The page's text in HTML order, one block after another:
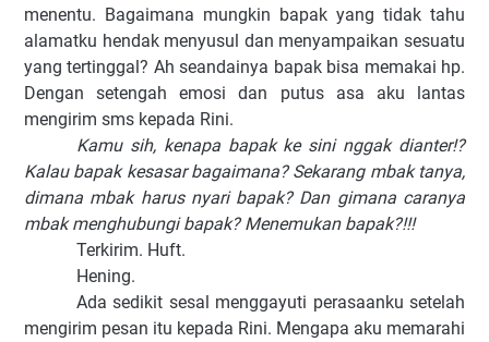
menentu. Bagaimana mungkin bapak yang tidak tahu
alamatku hendak menyusul dan menyampaikan sesuatu
yang tertinggal? Ah seandainya bapak bisa memakai hp.
Dengan setengah emosi dan putus asa aku lantas
mengirim sms kepada Rini.
Kamu sih, kenapa bapak ke sini nggak dianter!?
Kalau bapak kesasar bagaimana? Sekarang mbak tanya,
dimana mbak harus nyari bapak? Dan gimana caranya
mbak menghubungi bapak? Menemukan bapak?!!!
Terkirim. Huft.
Hening.
Ada sedikit sesal menggayuti perasaanku setelah
mengirim pesan itu kepada Rini. Mengapa aku memarahi